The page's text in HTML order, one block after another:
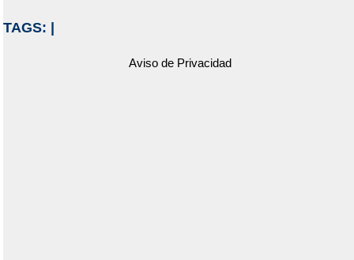
TAGS:
Aviso de Privacidad